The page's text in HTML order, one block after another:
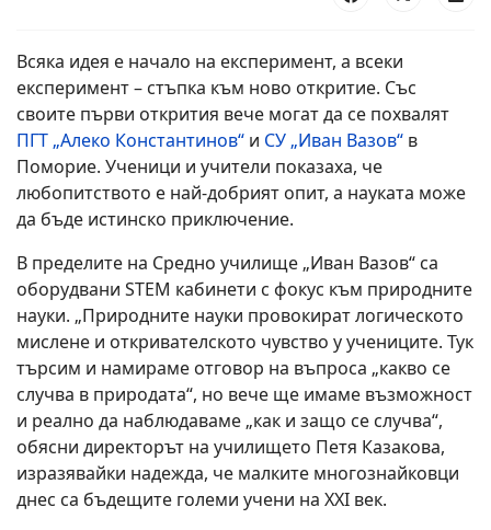
Всяка идея е начало на експеримент, а всеки
експеримент – стъпка към ново откритие. Със
своите първи открития вече могат да се похвалят
ПГТ „Алеко Константинов“ и СУ „Иван Вазов“ в
Поморие. Ученици и учители показаха, че
любопитството е най-добрият опит, а науката може
да бъде истинско приключение.
В пределите на Средно училище „Иван Вазов“ са
оборудвани STEM кабинети с фокус към природните
науки. „Природните науки провокират логическото
мислене и откривателското чувство у учениците. Тук
търсим и намираме отговор на въпроса „какво се
случва в природата“, но вече ще имаме възможност
и реално да наблюдаваме „как и защо се случва“,
обясни директорът на училището Петя Казакова,
изразявайки надежда, че малките многознайковци
днес са бъдещите големи учени на XXI век.